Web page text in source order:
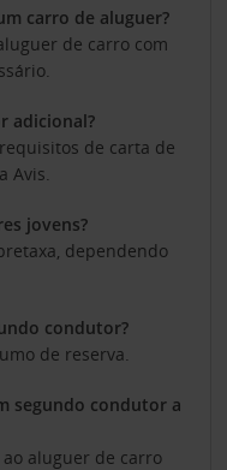
carro de aluguer?
de carro com
adicional?
de carta de
Avis.
jovens?
dependendo
condutor?
de reserva.
segundo condutor a
aluguer de carro